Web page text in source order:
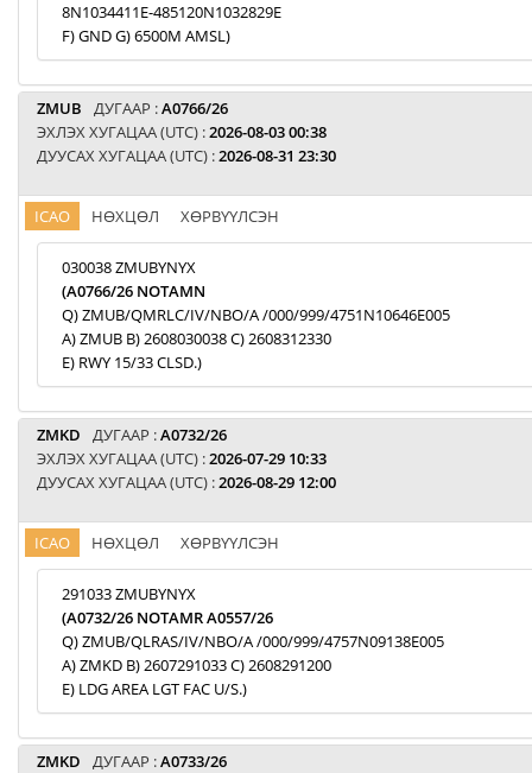
8N1034411E-485120N1032829E
F) GND G) 6500M AMSL)
ZMUB ДУГААР :A0766/26
ЭХЛЭХ ХУГАЦАА (UTC) :2026-08-03 00:38
ДУУСАХ ХУГАЦАА (UTC) :2026-08-31 23:30
ICAO НӨХЦӨЛ ХӨРВҮҮЛСЭН
030038 ZMUBYNYX
(A0766/26 NOTAMN
Q) ZMUB/QMRLC/IV/NBO/A /000/999/4751N10646E005
A) ZMUB B) 2608030038 C) 2608312330
E) RWY 15/33 CLSD.)
ZMKD ДУГААР :A0732/26
ЭХЛЭХ ХУГАЦАА (UTC) :2026-07-29 10:33
ДУУСАХ ХУГАЦАА (UTC) :2026-08-29 12:00
ICAO НӨХЦӨЛ ХӨРВҮҮЛСЭН
291033 ZMUBYNYX
(A0732/26 NOTAMR A0557/26
Q) ZMUB/QLRAS/IV/NBO/A /000/999/4757N09138E005
A) ZMKD B) 2607291033 C) 2608291200
E) LDG AREA LGT FAC U/S.)
ZMKD ДУГААР :A0733/26